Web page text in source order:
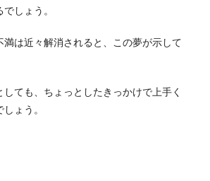
しょう。
満は近々解消されると、この夢が示して
ても、ちょっとしたきっかけで上手く
ょう。